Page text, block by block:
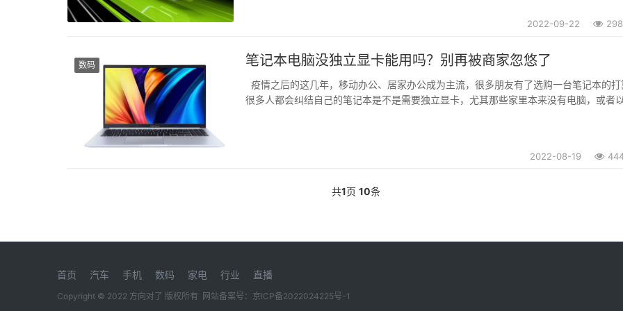
2022-09-22
数码 笔记本电脑没独立显卡能用吗？别再被商家忽悠了
疫情之后的这几年，移动办公、居家办公成为主流，很多朋友有了选购一台笔记本的打
很多人都会纠结自己的笔记本是不是需要独立显卡，尤其那些家里本来没有电脑，或者
2022-08-19
共1页 10条
首页 汽车 手机 数码 家电 行业 直播
Copyright © 2022 方向对了 版权所有 网站备案号： 京ICP备2022024225号-1